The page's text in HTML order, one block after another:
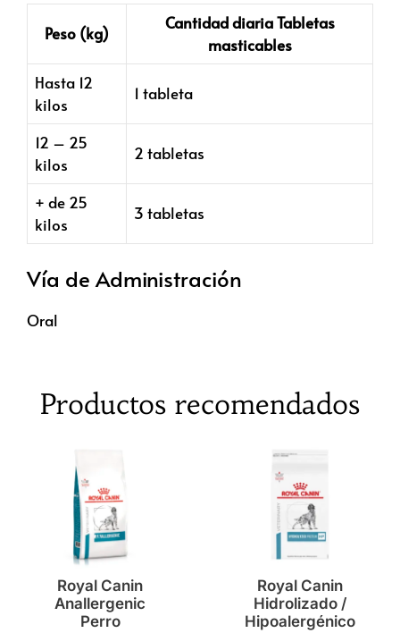
Peso (kg)
Cantidad diaria Tabletas
masticables
Hasta 12
kilos
1 tableta
12 – 25
kilos
2 tabletas
+ de 25
kilos
3 tabletas
Vía de Administración
Oral
Productos recomendados
Royal Canin
Anallergenic
Perro
Royal Canin
Hidrolizado /
Hipoalergénico